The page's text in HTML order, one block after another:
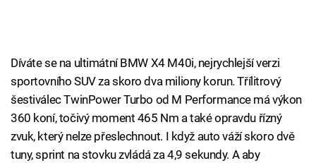
Díváte se na ultimátní BMW X4 M40i, nejrychlejší verzi
sportovního SUV za skoro dva miliony korun. Třílitrový
šestiválec TwinPower Turbo od M Performance má výkon
360 koní, točivý moment 465 Nm a také opravdu řízný
zvuk, který nelze přeslechnout. I když auto váží skoro dvě
tuny, sprint na stovku zvládá za 4,9 sekundy. A aby